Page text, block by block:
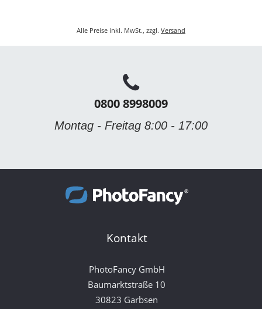
Alle Preise inkl. MwSt., zzgl. Versand
0800 8998009
Montag - Freitag 8:00 - 17:00
Kontakt
PhotoFancy GmbH
Baumarktstraße 10
30823 Garbsen